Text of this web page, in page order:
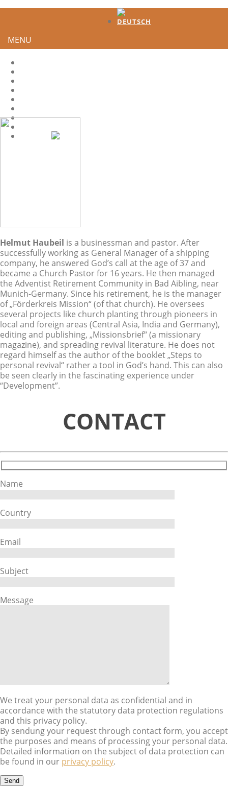
MENU
SHARE IT
Helmut Haubeil is a businessman and pastor. After
successfully working as General Manager of a shipping
company, he answered God’s call at the age of 37 and
became a Church Pastor for 16 years. He then managed
the Adventist Retirement Community in Bad Aibling, near
Munich-Germany. Since his retirement, he is the manager
of „Förderkreis Mission“ (of that church). He oversees
several projects like church planting through pioneers in
local and foreign areas (Central Asia, India and Germany),
editing and publishing, „Missionsbrief“ (a missionary
magazine), and spreading revival literature. He does not
regard himself as the author of the booklet „Steps to
personal revival“ rather a tool in God’s hand. This can also
be seen clearly in the fascinating experience under
“Development”.
CONTACT
Name
Country
Email
Subject
Message
We treat your personal data as confidential and in
accordance with the statutory data protection regulations
and this privacy policy.
By sendung your request through contact form, you accept
the purposes and means of processing your personal data.
Detailed information on the subject of data protection can
be found in our privacy policy.